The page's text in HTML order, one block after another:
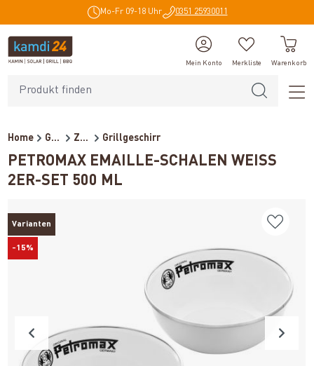
Mo-Fr 09-18 Uhr 0351 25930011
Mein Konto Merkliste Warenkorb
Home Grillzubehör Zubehör Grillgeschirr
PETROMAX EMAILLE-SCHALEN WEISS 2
ER-SET 500 ML
Varianten
-15%